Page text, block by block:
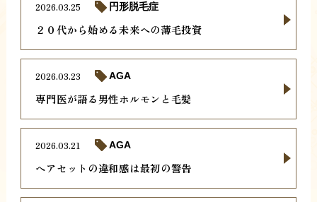
２０代から始める未来への薄毛投資
2026.03.25 円形脱毛症
専門医が語る男性ホルモンと毛髪
2026.03.23 AGA
ヘアセットの違和感は最初の警告
2026.03.21 AGA